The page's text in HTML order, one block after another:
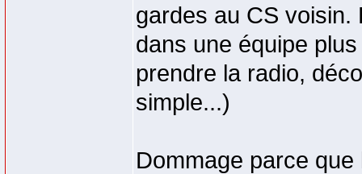
gardes au CS voisin.
dans une équipe
prendre la radio,
simple...)
Dommage parce